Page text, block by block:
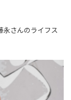
永さんのライフス